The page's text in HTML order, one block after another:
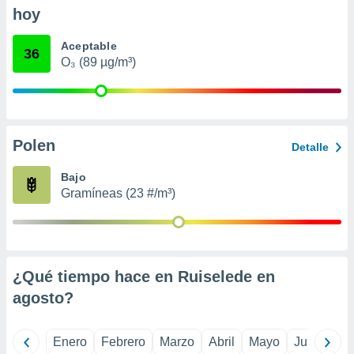
u
en
en
de
un
o acceder
datos
perfiles
hoy
36 Aceptable
O₃ (89 µg/m³)
Polen Detalle
Bajo
Gramíneas (23 #/m³)
¿Qué tiempo hace en Ruiselede en
agosto?
Enero Febrero Marzo Abril Mayo Junio